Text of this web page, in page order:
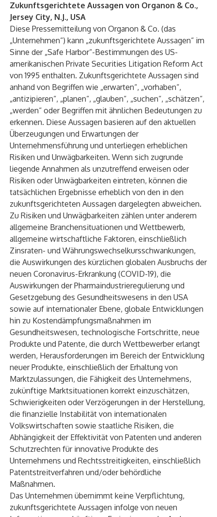
Zukunftsgerichtete Aussagen von Organon & Co.,
Jersey City, N.J., USA
Diese Pressemitteilung von Organon & Co. (das
„Unternehmen“) kann „zukunftsgerichtete Aussagen“ im
Sinne der „Safe Harbor“-Bestimmungen des US-
amerikanischen Private Securities Litigation Reform Act
von 1995 enthalten. Zukunftsgerichtete Aussagen sind
anhand von Begriffen wie „erwarten“, „vorhaben“,
„antizipieren“, „planen“, „glauben“, „suchen“, „schätzen“,
„werden“ oder Begriffen mit ähnlichen Bedeutungen zu
erkennen. Diese Aussagen basieren auf den aktuellen
Überzeugungen und Erwartungen der
Unternehmensführung und unterliegen erheblichen
Risiken und Unwägbarkeiten. Wenn sich zugrunde
liegende Annahmen als unzutreffend erweisen oder
Risiken oder Unwägbarkeiten eintreten, können die
tatsächlichen Ergebnisse erheblich von den in den
zukunftsgerichteten Aussagen dargelegten abweichen.
Zu Risiken und Unwägbarkeiten zählen unter anderem
allgemeine Branchensituationen und Wettbewerb,
allgemeine wirtschaftliche Faktoren, einschließlich
Zinsraten- und Währungswechselkursschwankungen,
die Auswirkungen des kürzlichen globalen Ausbruchs der
neuen Coronavirus-Erkrankung (COVID-19), die
Auswirkungen der Pharmaindustrieregulierung und
Gesetzgebung des Gesundheitswesens in den USA
sowie auf internationaler Ebene, globale Entwicklungen
hin zu Kostendämpfungsmaßnahmen im
Gesundheitswesen, technologische Fortschritte, neue
Produkte und Patente, die durch Wettbewerber erlangt
werden, Herausforderungen im Bereich der Entwicklung
neuer Produkte, einschließlich der Erhaltung von
Marktzulassungen, die Fähigkeit des Unternehmens,
zukünftige Marktsituationen korrekt einzuschätzen,
Schwierigkeiten oder Verzögerungen in der Herstellung,
die finanzielle Instabilität von internationalen
Volkswirtschaften sowie staatliche Risiken, die
Abhängigkeit der Effektivität von Patenten und anderen
Schutzrechten für innovative Produkte des
Unternehmens und Rechtsstreitigkeiten, einschließlich
Patentstreitverfahren und/oder behördliche
Maßnahmen.
Das Unternehmen übernimmt keine Verpflichtung,
zukunftsgerichtete Aussagen infolge von neuen